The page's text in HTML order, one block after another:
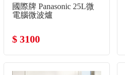
國際牌 Panasonic 25L微
電腦微波爐
$ 3100